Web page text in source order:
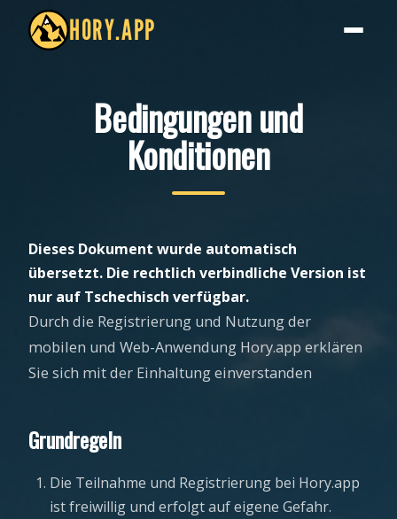
HORY.APP
Bedingungen und
Konditionen
Dieses Dokument wurde automatisch
übersetzt. Die rechtlich verbindliche Version ist
nur auf Tschechisch verfügbar.
Durch die Registrierung und Nutzung der
mobilen und Web-Anwendung Hory.app erklären
Sie sich mit der Einhaltung einverstanden
Grundregeln
Die Teilnahme und Registrierung bei Hory.app
ist freiwillig und erfolgt auf eigene Gefahr.